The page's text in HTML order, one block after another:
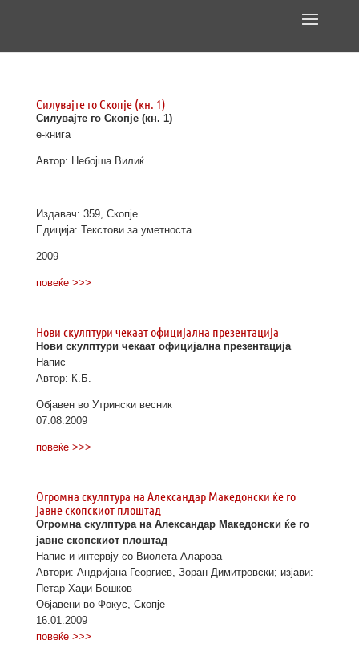
Силувајте го Скопје (кн. 1)
Силувајте го Скопје (кн. 1)
е-книга
Автор: Небојша Вилиќ
Издавач: 359, Скопје
Едиција: Текстови за уметноста
2009
повеќе >>>
Нови скулптури чекаат официјална презентација
Нови скулптури чекаат официјална презентација
Напис
Автор: К.Б.
Објавен во Утрински весник
07.08.2009
повеќе >>>
Огромна скулптура на Александар Македонски ќе го
јавне скопскиот плоштад
Огромна скулптура на Александар Македонски ќе го
јавне скопскиот плоштад
Напис и интервју со Виолета Аларова
Автори: Андријана Георгиев, Зоран Димитровски; изјави:
Петар Хаџи Бошков
Објавени во Фокус, Скопје
16.01.2009
повеќе >>>